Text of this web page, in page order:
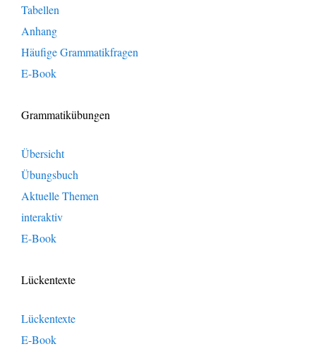
Tabellen
Anhang
Häufige Grammatikfragen
E-Book
Grammatikübungen
Übersicht
Übungsbuch
Aktuelle Themen
interaktiv
E-Book
Lückentexte
Lückentexte
E-Book